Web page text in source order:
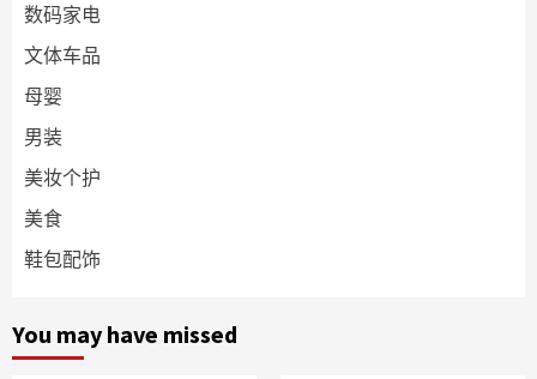
数码家电
文体车品
母婴
男装
美妆个护
美食
鞋包配饰
You may have missed